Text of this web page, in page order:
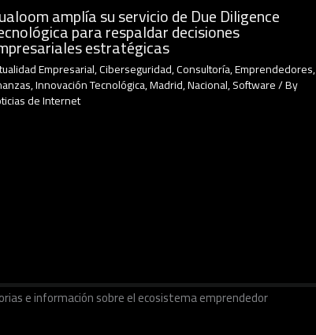
amplía su servicio de Due Diligence
para respaldar decisiones
estratégicas
Empresarial,Ciberseguridad,Consultoría,Emprendedores,
,Innovación Tecnológica,Madrid,Nacional,Software/ By
de Internet
e información sobre el ecosistema emprendedor